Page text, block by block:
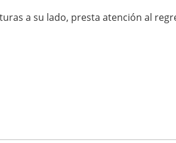
a su lado, presta atención al